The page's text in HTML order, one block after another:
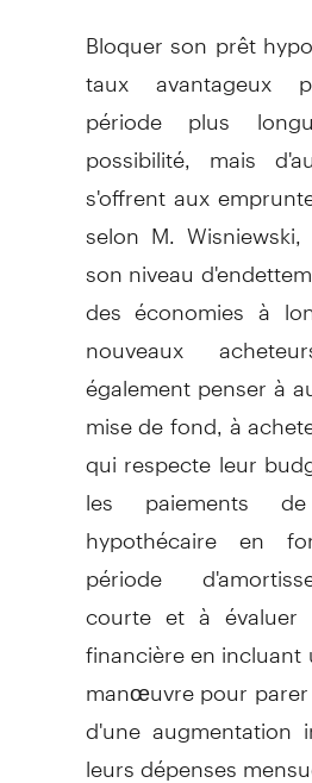
Bloquer son prêt
taux avantageux
période plus
possibilité, mais
s'offrent aux
selon M.
son niveau
des économies à
nouveaux
également penser à
mise de fond, à
qui respecte leur
les paiements
hypothécaire en
période
courte et à évaluer
financière en
manœuvre pour
d'une augmentation
leurs dépenses